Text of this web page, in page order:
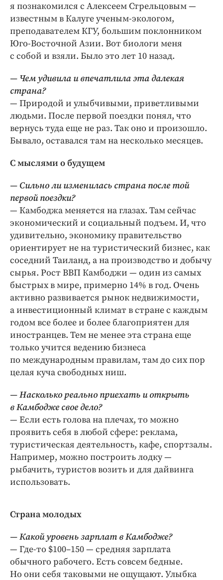
я познакомился с Алексеем Стрельцовым —
известным в Калуге ученым-экологом,
преподавателем КГУ, большим поклонником
Юго-Восточной Азии. Вот биологи меня
с собой и взяли. Было это лет 10 назад.
— Чем удивила и впечатлила эта далекая
страна?
— Природой и улыбчивыми, приветливыми
людьми. После первой поездки понял, что
вернусь туда еще не раз. Так оно и произошло.
Бывало, оставался там на несколько месяцев.
С мыслями о будущем
— Сильно ли изменилась страна после той
первой поездки?
— Камбоджа меняется на глазах. Там сейчас
экономический и социальный подъем. И, что
удивительно, экономику правительство
ориентирует не на туристический бизнес, как
соседний Таиланд, а на производство и добычу
сырья. Рост ВВП Камбоджи — один из самых
быстрых в мире, примерно 14% в год. Очень
активно развивается рынок недвижимости,
а инвестиционный климат в стране с каждым
годом все более и более благоприятен для
иностранцев. Тем не менее эта страна еще
только учится ведению бизнеса
по международным правилам, там до сих пор
целая куча свободных ниш.
— Насколько реально приехать и открыть
в Камбодже свое дело?
— Если есть голова на плечах, то можно
проявить себя в любой сфере: реклама,
туристическая деятельность, кафе, спортзалы.
Например, можно построить лодку —
рыбачить, туристов возить и для дайвинга
использовать.
Страна молодых
— Какой уровень зарплат в Камбодже?
— Где-то $100–150 — средняя зарплата
обычного рабо­чего. Есть совсем бедные.
Но они себя таковыми не ощущают. Улыбка